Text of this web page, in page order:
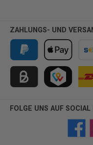
ZAHLUNGS- UND
PayPal Apple Pay
FOLGE UNS AUF
Facebook